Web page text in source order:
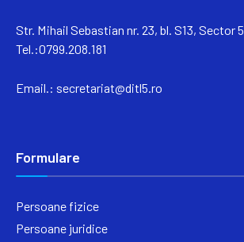
Str. Mihail Sebastian nr. 23, bl. S13, Sector 5
Tel.:0799.208.181
Email.: secretariat@ditl5.ro
Formulare
Persoane fizice
Persoane juridice